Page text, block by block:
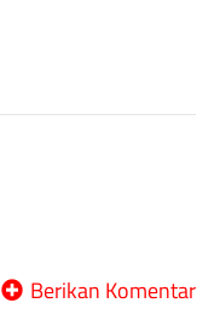
Berikan Komentar